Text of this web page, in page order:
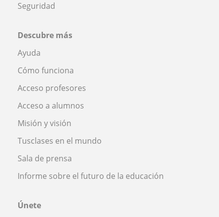
Seguridad
Descubre más
Ayuda
Cómo funciona
Acceso profesores
Acceso a alumnos
Misión y visión
Tusclases en el mundo
Sala de prensa
Informe sobre el futuro de la educación
Únete